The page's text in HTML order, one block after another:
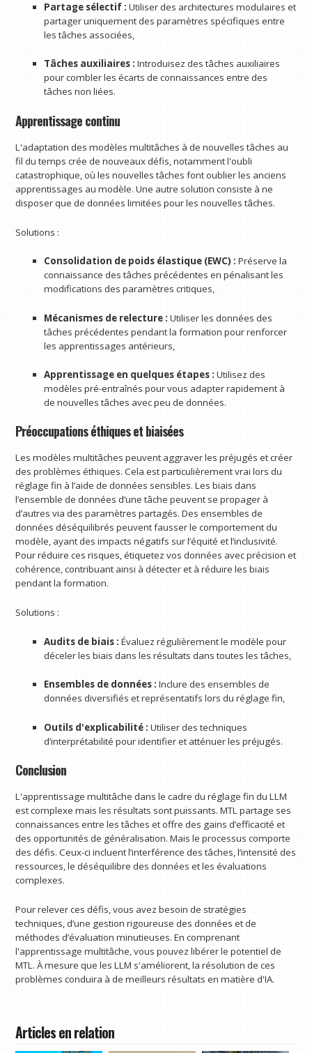
Partage sélectif : Utiliser des architectures modulaires et
partager uniquement des paramètres spécifiques entre
les tâches associées,
Tâches auxiliaires : Introduisez des tâches auxiliaires
pour combler les écarts de connaissances entre des
tâches non liées.
Apprentissage continu
L'adaptation des modèles multitâches à de nouvelles tâches au
fil du temps crée de nouveaux défis, notamment l'oubli
catastrophique, où les nouvelles tâches font oublier les anciens
apprentissages au modèle. Une autre solution consiste à ne
disposer que de données limitées pour les nouvelles tâches.
Solutions :
Consolidation de poids élastique (EWC) : Préserve la
connaissance des tâches précédentes en pénalisant les
modifications des paramètres critiques,
Mécanismes de relecture : Utiliser les données des
tâches précédentes pendant la formation pour renforcer
les apprentissages antérieurs,
Apprentissage en quelques étapes : Utilisez des
modèles pré-entraînés pour vous adapter rapidement à
de nouvelles tâches avec peu de données.
Préoccupations éthiques et biaisées
Les modèles multitâches peuvent aggraver les préjugés et créer
des problèmes éthiques. Cela est particulièrement vrai lors du
réglage fin à l’aide de données sensibles. Les biais dans
l’ensemble de données d’une tâche peuvent se propager à
d’autres via des paramètres partagés. Des ensembles de
données déséquilibrés peuvent fausser le comportement du
modèle, ayant des impacts négatifs sur l’équité et l’inclusivité.
Pour réduire ces risques, étiquetez vos données avec précision et
cohérence, contribuant ainsi à détecter et à réduire les biais
pendant la formation.
Solutions :
Audits de biais : Évaluez régulièrement le modèle pour
déceler les biais dans les résultats dans toutes les tâches,
Ensembles de données : Inclure des ensembles de
données diversifiés et représentatifs lors du réglage fin,
Outils d'explicabilité : Utiliser des techniques
d’interprétabilité pour identifier et atténuer les préjugés.
Conclusion
L'apprentissage multitâche dans le cadre du réglage fin du LLM
est complexe mais les résultats sont puissants. MTL partage ses
connaissances entre les tâches et offre des gains d’efficacité et
des opportunités de généralisation. Mais le processus comporte
des défis. Ceux-ci incluent l’interférence des tâches, l’intensité des
ressources, le déséquilibre des données et les évaluations
complexes.
Pour relever ces défis, vous avez besoin de stratégies
techniques, d’une gestion rigoureuse des données et de
méthodes d’évaluation minutieuses. En comprenant
l'apprentissage multitâche, vous pouvez libérer le potentiel de
MTL. À mesure que les LLM s'améliorent, la résolution de ces
problèmes conduira à de meilleurs résultats en matière d'IA.
Articles en relation